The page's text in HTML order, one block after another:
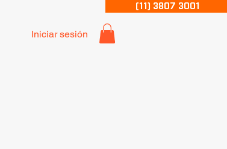
(11) 3807 3001
Iniciar sesión